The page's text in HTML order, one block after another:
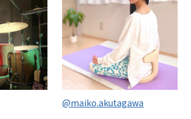
@maiko.akutagawa